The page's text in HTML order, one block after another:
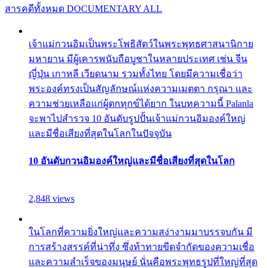
สารคดีทั้งหมด DOCUMENTARY ALL
เจ้าแม่กวนอิมเป็นพระโพธิสัตว์ในพระพุทธศาสนานิกาย
มหายาน มีผู้เคารพนับถือบูชาในหลายประเทศ เช่น จีน
ญี่ปุ่น เกาหลี เวียดนาม รวมทั้งไทย โดยมีความเชื่อว่า
พระองค์ทรงเป็นสัญลักษณ์แห่งความเมตตา กรุณา และ
ความช่วยเหลือแก่ผู้ตกทุกข์ได้ยาก ในบทความนี้ Palanla
จะพาไปสำรวจ 10 อันดับรูปปั้นเจ้าแม่กวนอิมองค์ใหญ่
และมีชื่อเสียงที่สุดในโลกในปัจจุบัน
10 อันดับกวนอิมองค์ใหญ่และมีชื่อเสียงที่สุดในโลก
2,848 views
ในโลกที่ความยิ่งใหญ่และความสง่างามมาบรรจบกัน มี
การสร้างสรรค์ที่น่าทึ่ง ซึ่งท้าทายขีดจำกัดของความเชื่อ
และความสำเร็จของมนุษย์ นั่นคือพระพุทธรูปที่ใหญ่ที่สุด